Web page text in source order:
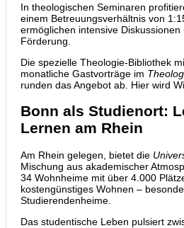
In theologischen Seminaren
einem Betreuungsverhältnis von
ermöglichen intensive
Förderung.
Die spezielle Theologie-Bibliothek
monatliche Gastvorträge im
runden das Angebot ab. Hier wird
Bonn als Studienort:
Lernen am Rhein
Am Rhein gelegen, bietet die
Mischung aus akademischer
34 Wohnheime mit über 4.000
kostengünstiges Wohnen –
Studierendenheime.
Das studentische Leben pulsiert